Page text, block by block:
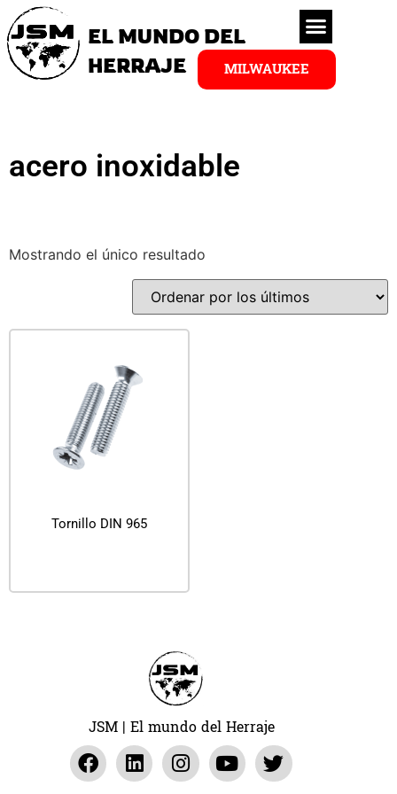
EL MUNDO DEL
HERRAJE
MILWAUKEE
acero inoxidable
Mostrando el único resultado
Tornillo DIN 965
JSM | El mundo del Herraje